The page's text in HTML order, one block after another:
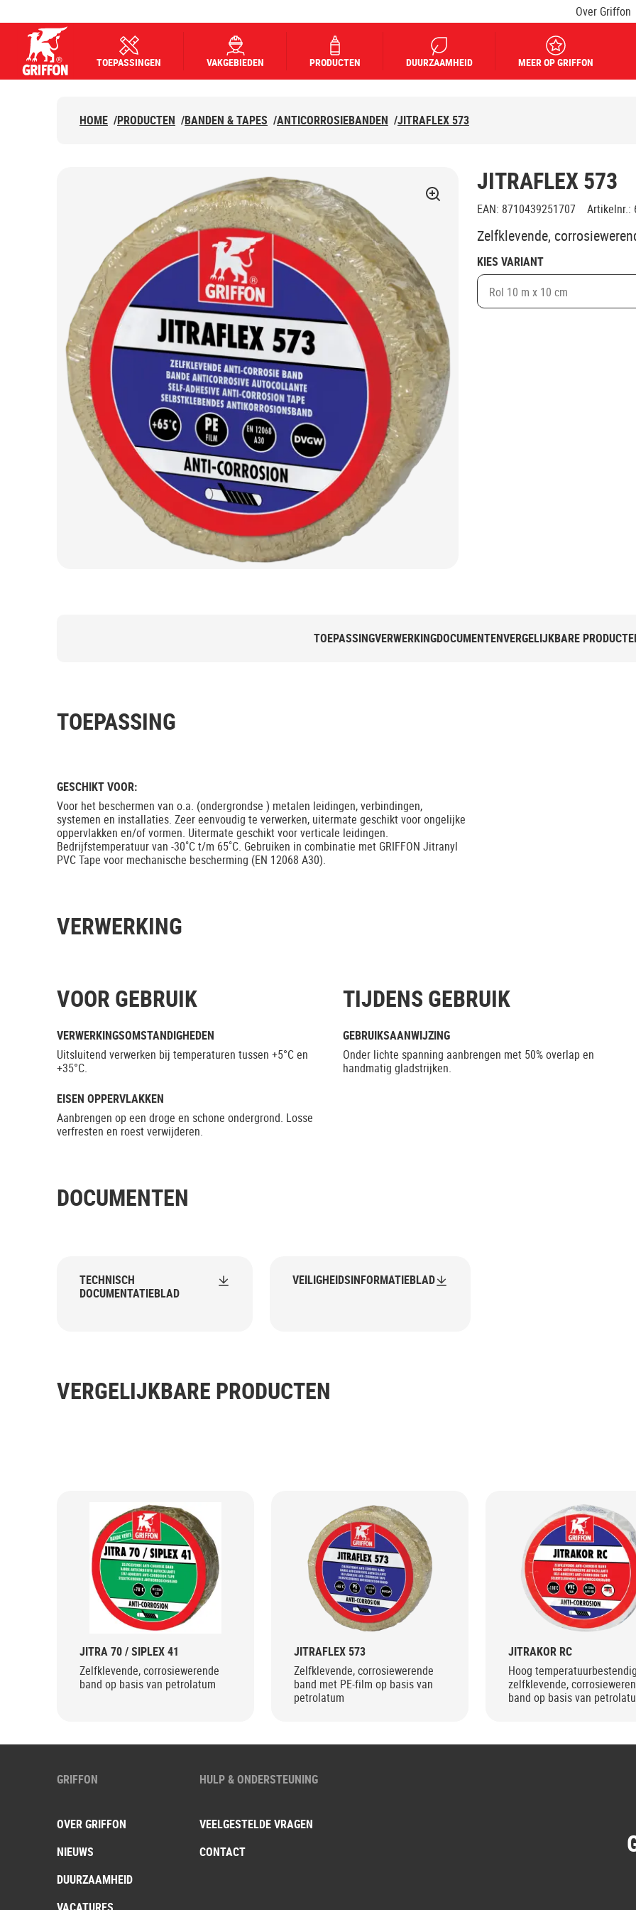
Over Griffon
TOEPASSINGEN VAKGEBIEDEN PRODUCTEN DUURZAAMHEID MEER OP GRIFFON
HOME /PRODUCTEN /BANDEN & TAPES /ANTICORROSIEBANDEN /JITRAFLEX 573
JITRAFLEX 573
EAN: 8710439251707 Artikelnr.:
Zelfklevende,
KIES VARIANT
Rol 10 m x 10 cm
TOEPASSINGVERWERKINGDOCUMENTENVERGELIJKBARE
TOEPASSING
GESCHIKT VOOR:
Voor het beschermen van o.a. (ondergrondse ) metalen leidingen, verbindingen,
systemen en installaties. Zeer eenvoudig te verwerken, uitermate geschikt voor ongelijke
oppervlakken en/of vormen. Uitermate geschikt voor verticale leidingen.
Bedrijfstemperatuur van -30˚C t/m 65˚C. Gebruiken in combinatie met GRIFFON Jitranyl
PVC Tape voor mechanische bescherming (EN 12068 A30).
VERWERKING
VOOR GEBRUIK
VERWERKINGSOMSTANDIGHEDEN
Uitsluitend verwerken bij temperaturen tussen +5°C en
+35°C.
EISEN OPPERVLAKKEN
Aanbrengen op een droge en schone ondergrond. Losse
verfresten en roest verwijderen.
TIJDENS GEBRUIK
GEBRUIKSAANWIJZING
Onder lichte spanning aanbrengen met 50% overlap en
handmatig gladstrijken.
DOCUMENTEN
TECHNISCH
DOCUMENTATIEBLAD
VEILIGHEIDSINFORMATIEBLAD
VERGELIJKBARE PRODUCTEN
JITRA 70 / SIPLEX 41
Zelfklevende, corrosiewerende
band op basis van petrolatum
JITRAFLEX 573
Zelfklevende, corrosiewerende
band met PE-film op basis van
petrolatum
JITRAKOR RC
Hoog
zelfklevende,
band op basis van
GRIFFON
OVER GRIFFON
NIEUWS
DUURZAAMHEID
HULP & ONDERSTEUNING
VEELGESTELDE VRAGEN
CONTACT